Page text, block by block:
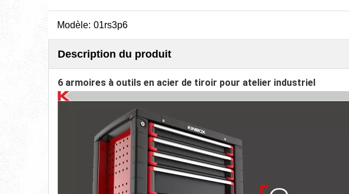
Modèle: 01rs3p6
Description du produit
6 armoires à outils en acier de tiroir pour atelier industriel